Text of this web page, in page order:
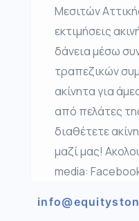
Μεσιτών
εκτιμήσεις
δάνεια μέσω
τραπεζικών
ακίνητα για
από πελάτες
διαθέτετε
μαζί μας!
media: